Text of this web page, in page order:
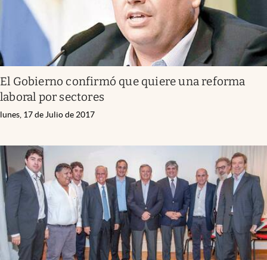
El Gobierno confirmó que quiere una reforma
laboral por sectores
lunes, 17 de Julio de 2017